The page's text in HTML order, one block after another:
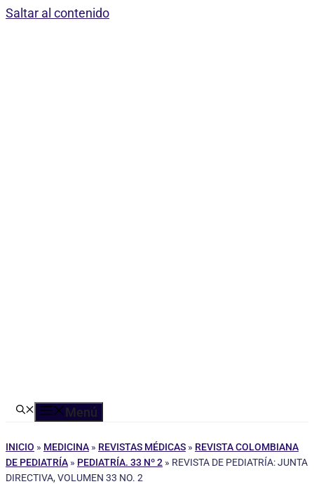
Saltar al contenido
Menú
INICIO » MEDICINA » REVISTAS MÉDICAS » REVISTA COLOMBIANA
DE PEDIATRÍA » PEDIATRÍA. 33 Nº 2 » REVISTA DE PEDIATRÍA: JUNTA
DIRECTIVA, VOLUMEN 33 NO. 2